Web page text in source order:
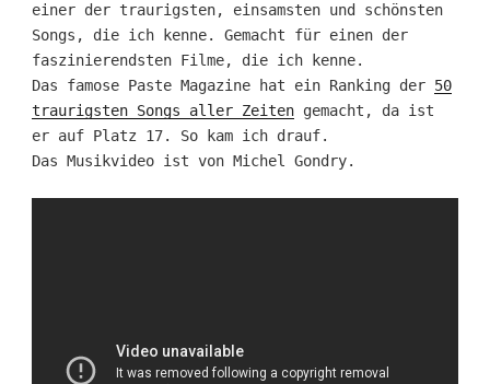
einer der traurigsten, einsamsten und schönsten
Songs, die ich kenne. Gemacht für einen der
faszinierendsten Filme, die ich kenne.
Das famose Paste Magazine hat ein Ranking der 50
traurigsten Songs aller Zeitengemacht, da ist
er auf Platz 17. So kam ich drauf.
Das Musikvideo ist von Michel Gondry.